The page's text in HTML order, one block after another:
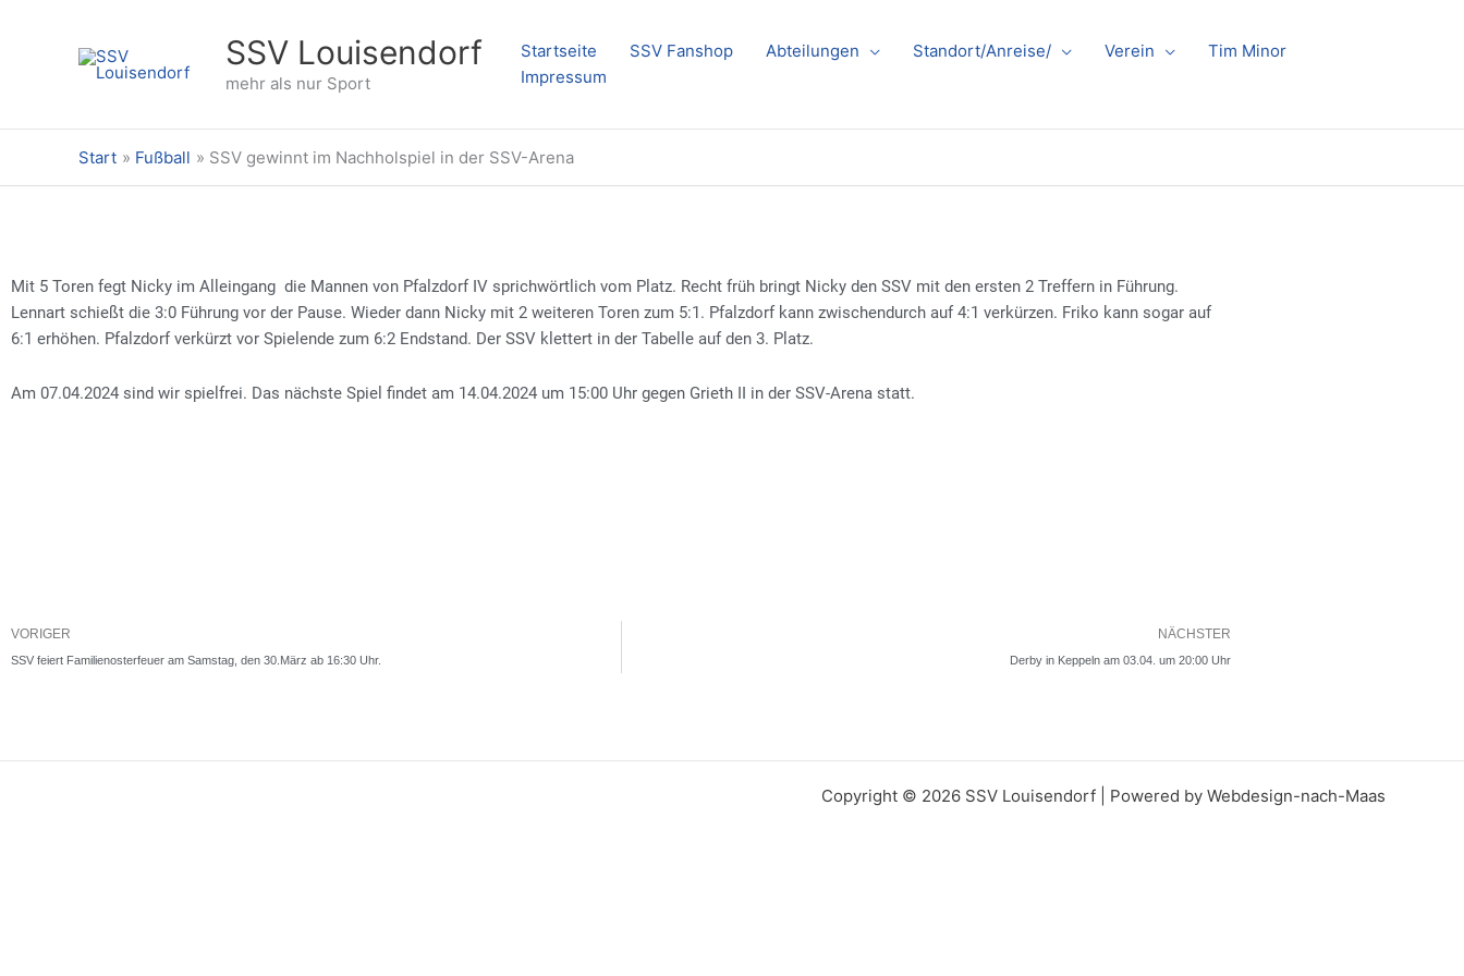
SSV Louisendorf
mehr als nur Sport
Startseite SSV Fanshop Abteilungen Standort/Anreise/ Verein
Tim Minor
Impressum
Start Fußball SSV gewinnt im Nachholspiel in der SSV-Arena
Mit 5 Toren fegt Nicky im Alleingang die Mannen von Pfalzdorf IV sprichwörtlich vom Platz. Recht früh bringt Nicky den SSV mit den ersten 2 Treffern in Führung.
Lennart schießt die 3:0 Führung vor der Pause. Wieder dann Nicky mit 2 weiteren Toren zum 5:1. Pfalzdorf kann zwischendurch auf 4:1 verkürzen. Friko kann sogar auf
6:1 erhöhen. Pfalzdorf verkürzt vor Spielende zum 6:2 Endstand. Der SSV klettert in der Tabelle auf den 3. Platz.
Am 07.04.2024 sind wir spielfrei. Das nächste Spiel findet am 14.04.2024 um 15:00 Uhr gegen Grieth II in der SSV-Arena statt.
Zurück
VORIGER
SSV feiert Familienosterfeuer am Samstag, den 30.März ab 16:30 Uhr.
NÄCHSTER
Derby in Keppeln am 03.04. um 20:00 Uhr
Copyright © 2026 SSV Louisendorf | Powered by Webdesign-nach-Maas